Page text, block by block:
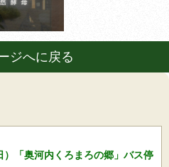
ジへに戻る
）「奥河内くろまろの郷」バス停